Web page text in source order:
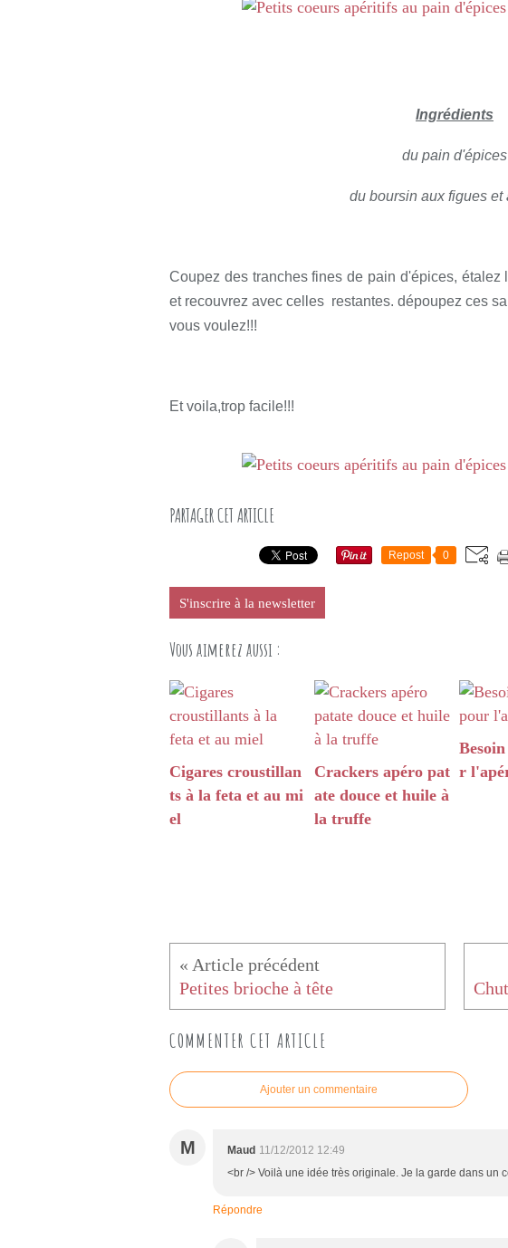
Ingrédients
du pain d'épices
du boursin aux figues et
Coupez des tranches fines de pain d'épices,
et recouvrez avec celles restantes. dépoupez ces
vous voulez!!!
Et voila,trop facile!!!
PARTAGER CET ARTICLE
Repost 0
S'inscrire à la newsletter
Vous aimerez aussi :
Cigares croustillan
ts à la feta et au mi
el
Crackers apéro pat
ate douce et huile à
la truffe
r
Petites brioche à tête
COMMENTER CET ARTICLE
Ajouter un commentaire
M Maud 11/12/2012 12:49
<br /> Voilà une idée très originale. Je la garde dans un
Répondre